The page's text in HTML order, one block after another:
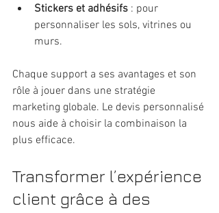
Stickers et adhésifs : pour
personnaliser les sols, vitrines ou
murs.
Chaque support a ses avantages et son
rôle à jouer dans une stratégie
marketing globale. Le devis personnalisé
nous aide à choisir la combinaison la
plus efficace.
Transformer l’expérience
client grâce à des